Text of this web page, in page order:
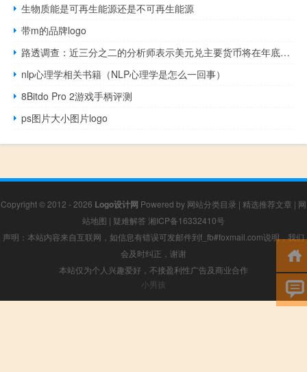
生物质能是可再生能源还是不可再生能源
带m的品牌logo
路透调查：近三分之二的分析师表示美元兑主要货币将在年底走低
nlp心理学相关书籍（NLP心理学是怎么一回事）
8Bitdo Pro 2游戏手柄评测
ps图片大小图片logo
Copyright © 2012 - 2026 Logo设计网 Powered by 网站分类目录 | 精选推荐文章 | 网
站地图 | 疑难解答 湘ICP备16332410号
声明：本站内容来自互联网，如信息有错误可发邮件到f_fb#foxmail.com说明，我们
会及时纠正，谢谢
本站仅为个人兴趣爱好，不接盈利性广告及商业合作
小男孩